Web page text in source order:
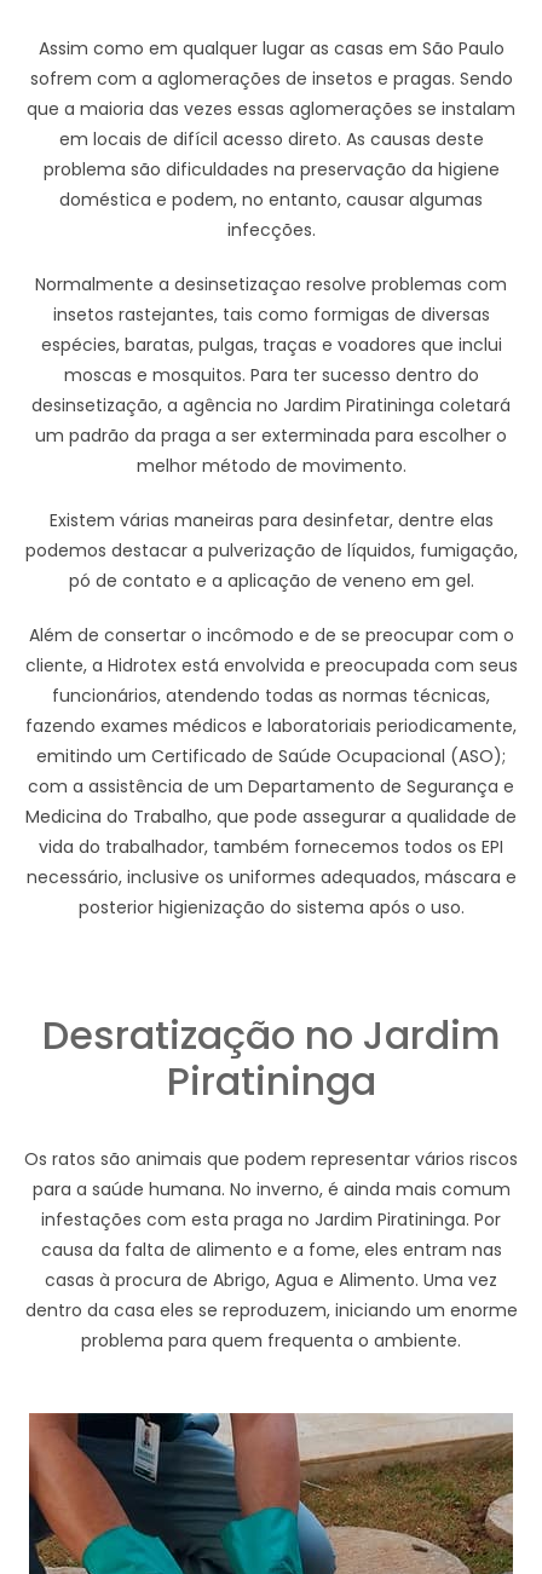
Assim como em qualquer lugar as casas em São Paulo
sofrem com a aglomerações de insetos e pragas. Sendo
que a maioria das vezes essas aglomerações se instalam
em locais de difícil acesso direto. As causas deste
problema são dificuldades na preservação da higiene
doméstica e podem, no entanto, causar algumas
infecções.
Normalmente a desinsetizaçao resolve problemas com
insetos rastejantes, tais como formigas de diversas
espécies, baratas, pulgas, traças e voadores que inclui
moscas e mosquitos. Para ter sucesso dentro do
desinsetização, a agência no Jardim Piratininga coletará
um padrão da praga a ser exterminada para escolher o
melhor método de movimento.
Existem várias maneiras para desinfetar, dentre elas
podemos destacar a pulverização de líquidos, fumigação,
pó de contato e a aplicação de veneno em gel.
Além de consertar o incômodo e de se preocupar com o
cliente, a Hidrotex está envolvida e preocupada com seus
funcionários, atendendo todas as normas técnicas,
fazendo exames médicos e laboratoriais periodicamente,
emitindo um Certificado de Saúde Ocupacional (ASO);
com a assistência de um Departamento de Segurança e
Medicina do Trabalho, que pode assegurar a qualidade de
vida do trabalhador, também fornecemos todos os EPI
necessário, inclusive os uniformes adequados, máscara e
posterior higienização do sistema após o uso.
Desratização no Jardim
Piratininga
Os ratos são animais que podem representar vários riscos
para a saúde humana. No inverno, é ainda mais comum
infestações com esta praga no Jardim Piratininga. Por
causa da falta de alimento e a fome, eles entram nas
casas à procura de Abrigo, Agua e Alimento. Uma vez
dentro da casa eles se reproduzem, iniciando um enorme
problema para quem frequenta o ambiente.